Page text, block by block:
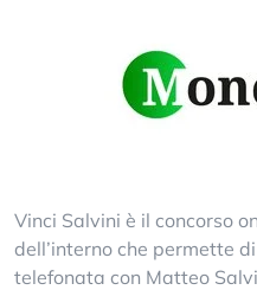
Vinci Salvini è il concorso
dell’interno che permette
telefonata con Matteo